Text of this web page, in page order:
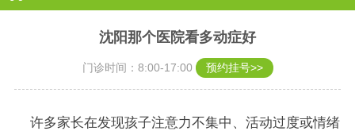
沈阳那个医院看多动症好
门诊时间：8:00-17:00 预约挂号>>
许多家长在发现孩子注意力不集中、活动过度或情绪